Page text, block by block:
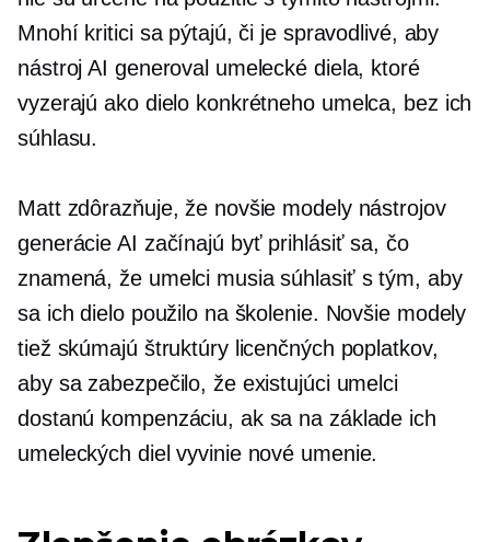
Mnohí kritici sa pýtajú, či je spravodlivé, aby
nástroj AI generoval umelecké diela, ktoré
vyzerajú ako dielo konkrétneho umelca, bez ich
súhlasu.
Matt zdôrazňuje, že novšie modely nástrojov
generácie AI začínajú byť prihlásiť sa, čo
znamená, že umelci musia súhlasiť s tým, aby
sa ich dielo použilo na školenie. Novšie modely
tiež skúmajú štruktúry licenčných poplatkov,
aby sa zabezpečilo, že existujúci umelci
dostanú kompenzáciu, ak sa na základe ich
umeleckých diel vyvinie nové umenie.